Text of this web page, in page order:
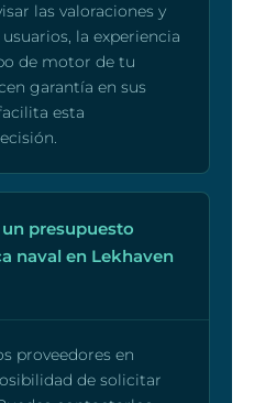
las valoraciones y
la experiencia
de motor de tu
garantía en sus
esta
presupuesto
naval en Lekhaven
proveedores en
de solicitar